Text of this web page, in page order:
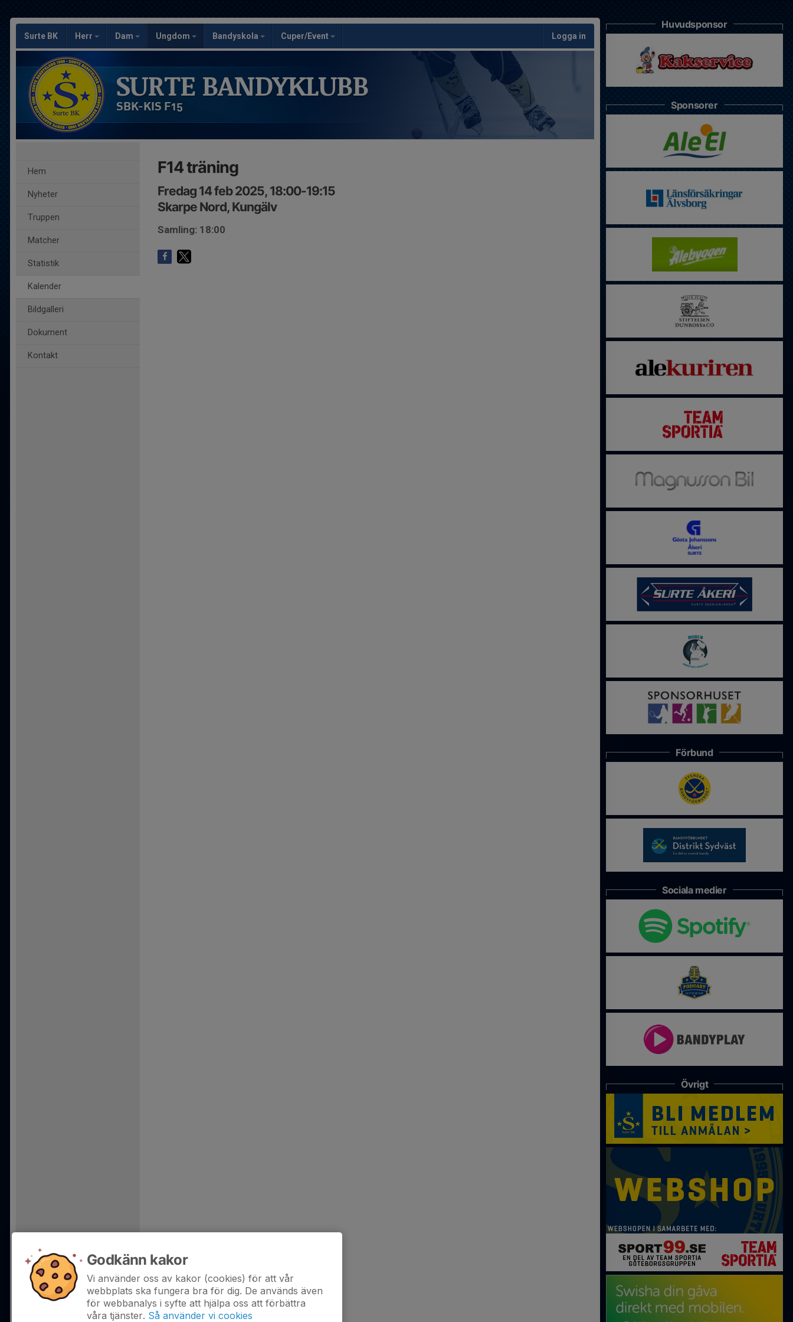
Surte BK Herr Dam Ungdom Bandyskola Cuper/Event Logga in
SURTE BANDYKLUBB
SBK-KIS F15
Hem
Nyheter
Truppen
Matcher
Statistik
Kalender
Bildgalleri
Dokument
Kontakt
F14 träning
Fredag 14 feb 2025, 18:00-19:15
Skarpe Nord, Kungälv
Samling: 18:00
Huvudsponsor
Sponsorer
Förbund
Sociala medier
Övrigt
Godkänn kakor
Vi använder oss av kakor (cookies) för att vår
webbplats ska fungera bra för dig. De används även
för webbanalys i syfte att hjälpa oss att förbättra
våra tjänster. Så använder vi cookies